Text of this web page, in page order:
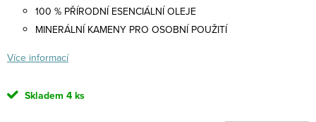
100 % PŘÍRODNÍ ESENCIÁLNÍ OLEJE
MINERÁLNÍ KAMENY PRO OSOBNÍ POUŽITÍ
Více informací
Skladem 4 ks